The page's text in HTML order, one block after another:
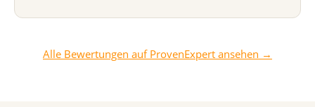
Alle Bewertungen auf ProvenExpert ansehen →